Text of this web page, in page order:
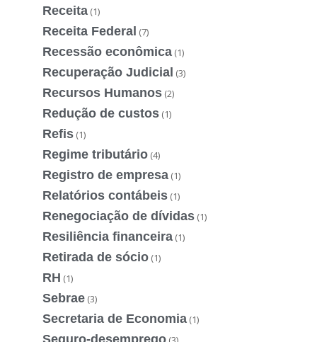
Receita (1)
Receita Federal (7)
Recessão econômica (1)
Recuperação Judicial (3)
Recursos Humanos (2)
Redução de custos (1)
Refis (1)
Regime tributário (4)
Registro de empresa (1)
Relatórios contábeis (1)
Renegociação de dívidas (1)
Resiliência financeira (1)
Retirada de sócio (1)
RH (1)
Sebrae (3)
Secretaria de Economia (1)
Seguro-desemprego